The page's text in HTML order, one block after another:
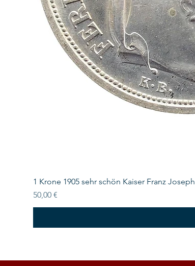
1 Krone 1905 sehr schön Kaiser Franz Joseph
Preis
50,00 €